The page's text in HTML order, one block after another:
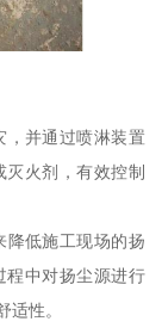
，并通过喷淋装置
火剂，有效控制
降低施工现场的扬
程中对扬尘源进行
适性。